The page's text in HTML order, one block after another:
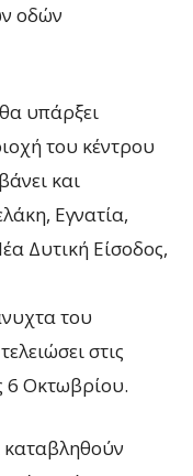
οδών
υπάρξει
του κέντρου
και
Εγνατία,
Δυτική Είσοδος,
του
στις
6 Οκτωβρίου.
καταβληθούν